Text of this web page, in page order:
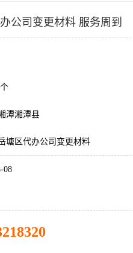
公司变更材料 服务周到
潭湘潭县
塘区代办公司变更材料
08